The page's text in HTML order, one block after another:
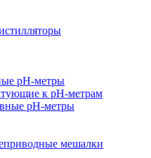
pH-метры
к pH-метрам
pH-метры
мешалки